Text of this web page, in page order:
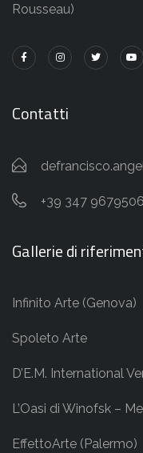
Rousseau)
Contatti
+39 347 9679506
Gallerie di
Infinito Arte (Genova)
Spoleto Arte
D’E.M. International
L’Oasi di Winofsk –
EffettoArte (Palermo)